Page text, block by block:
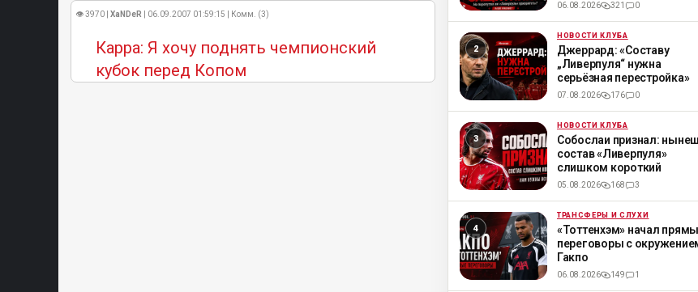
👁 3970 | XaNDeR | 06.09.2007 01:59:15 | Комм. (3)
Карра: Я хочу поднять чемпионский
кубок перед Копом
06.08.2026 321 0
ML НОВОСТИ КЛУБА
Джеррард: «Составу
„Ливерпуля“ нужна
серьёзная перестройка»
07.08.2026 176 0
ML НОВОСТИ КЛУБА
Собослаи признал:
состав «Ливерпуля»
слишком короткий
05.08.2026 168 3
ML ТРАНСФЕРЫ И СЛУХИ
«Тоттенхэм» начал
переговоры с
Гакпо
06.08.2026 149 1